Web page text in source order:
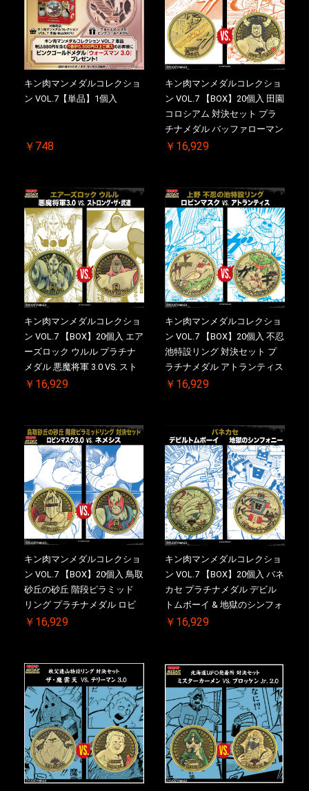
キン肉マンメダルコレクショ
ン VOL.7【単品】1個入
￥748
キン肉マンメダルコレクショ
ン VOL.7 【BOX】20個入 田園
コロシアム 対決セット プラ
チナメダル バッファローマン
2.0 顎髭 Ver. VS. 光の矢 初回
メダル(非売品)付
￥16,929
キン肉マンメダルコレクショ
ン VOL.7 【BOX】20個入 エア
ーズロック ウルル プラチナ
メダル 悪魔将軍 3.0 VS. スト
ロング・ザ・武道 初回シリア
売品)付
￥16,929
キン肉マンメダルコレクショ
ン VOL.7 【BOX】20個入 不忍
池特設リング 対決セット プ
ラチナメダル アトランティス
ドライバー VS.ネックカット
特典 】KIN(金)肉メダル(非売
品)付
￥16,929
キン肉マンメダルコレクショ
ン VOL.7 【BOX】20個入 鳥取
砂丘の砂丘 階段ピラミッド
リング プラチナメダル ロビ
ンマスク VS.ネメシス 初回シ
ル(非売品)付
￥16,929
キン肉マンメダルコレクショ
ン VOL.7 【BOX】20個入 バネ
カセ プラチナメダル デビル
トムボーイ & 地獄のシンフォ
ニー 初回シリアルNO.入 ケー
￥16,929